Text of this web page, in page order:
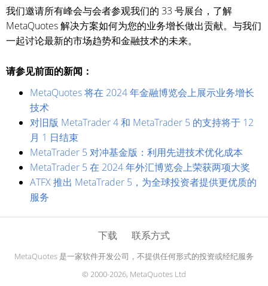
我们邀请所有峰会与会者参观我们的 33 号展台，了解
MetaQuotes 解决方案如何为您的业务增长做出贡献。与我们
一起讨论最新的市场趋势和金融技术的未来。
请参见前面的新闻：
MetaQuotes 将在 2024 年金融博览会上展示业务增长
技术
对旧版 MetaTrader 4 和 MetaTrader 5 的支持将于 12
月 1 日结束
MetaTrader 5 对冲基金版：利用先进技术优化成本
MetaTrader 5 在 2024 年外汇博览会上荣获两项大奖
ATFX 推出 MetaTrader 5，为全球投资者提供更优质的
服务
下载 联系方式
MetaQuotes 是一家软件开发公司，不提供任何形式的投资或经纪服务
© 2000-2026, MetaQuotes Ltd